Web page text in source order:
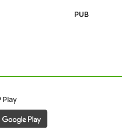
PUB
Play